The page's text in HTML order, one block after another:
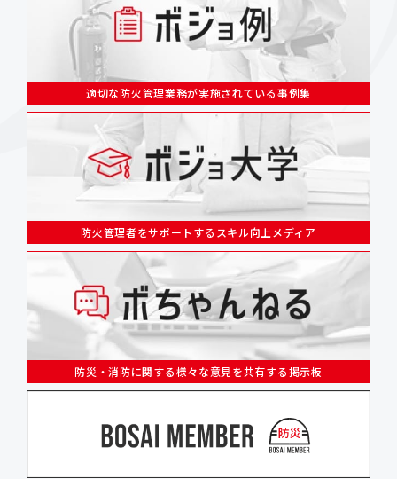
適切な防火管理業務が実施されている事例集
防火管理者をサポートするスキル向上メディア
防災・消防に関する様々な意見を共有する掲示板